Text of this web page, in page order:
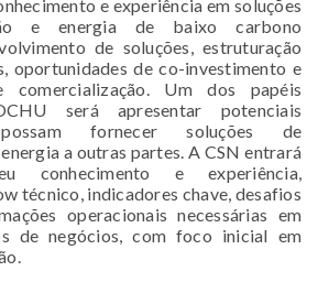
e experiência em soluções
e energia de baixo carbono
de soluções, estruturação
oportunidades de co-investimento e
comercialização. Um dos papéis
será apresentar potenciais
fornecer soluções de
a outras partes. A CSN entrará
conhecimento e experiência,
técnico, indicadores chave, desafios
operacionais necessárias em
de negócios, com foco inicial em